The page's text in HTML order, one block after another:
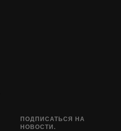
ПОДПИСАТЬСЯ НА
НОВОСТИ.